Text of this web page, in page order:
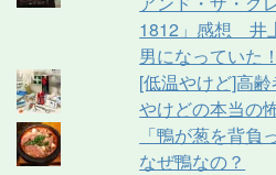
1812」感想 井
男になっていた！
[低温やけど]高
やけどの本当の
「鴨が葱を背
なぜ鴨なの？